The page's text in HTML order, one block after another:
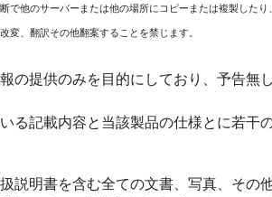
他のサーバーまたは他の場所にコピーまたは複製したり
変、翻訳その他翻案することを禁じます。
の提供のみを目的にしており、予告無
る記載内容と当該製品の仕様とに若干
説明書を含む全ての文書、写真、その